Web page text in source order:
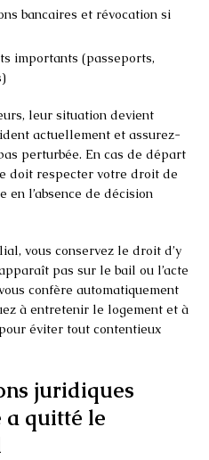
bancaires et révocation si
importants (passeports,
leur situation devient
actuellement et assurez-
perturbée. En cas de départ
doit respecter votre droit de
en l’absence de décision
vous conservez le droit d’y
pas sur le bail ou l’acte
confère automatiquement
à entretenir le logement et à
éviter tout contentieux
juridiques
a quitté le